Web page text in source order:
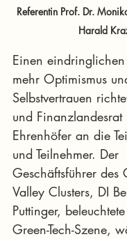
Referentin Prof. Dr.
Harald
Einen
mehr Optimismus
Selbstvertrauen
und
Ehrenhöfer an die
und Teilnehmer. Der
Geschäftsführer des
Valley Clusters, DI
Puttinger,
Green-Tech-Szene,